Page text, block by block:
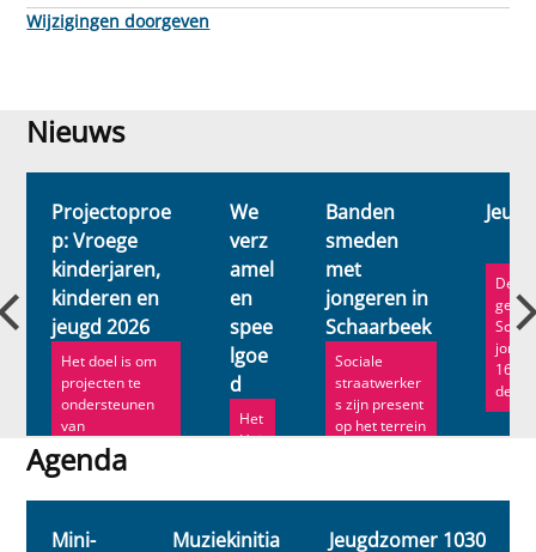
Wijzigingen doorgeven
Nieuws
Nieuws
Projectoproe
p: Vroege
kinderjaren,
kinderen en
jeugd 2026
Het doel is om
projecten te
ondersteunen
van
organisaties uit
Schaarbe...
We
verz
amel
en
spee
lgoe
d
Het
Hui
de
Vro
uw
Banden
smeden
met
jongeren in
Schaarbeek
Sociale
straatwerker
s zijn present
op het terrein
De
geeft
16
de
Agenda
Agenda
Mini-
Muziekinitia
Jeugdzomer 1030